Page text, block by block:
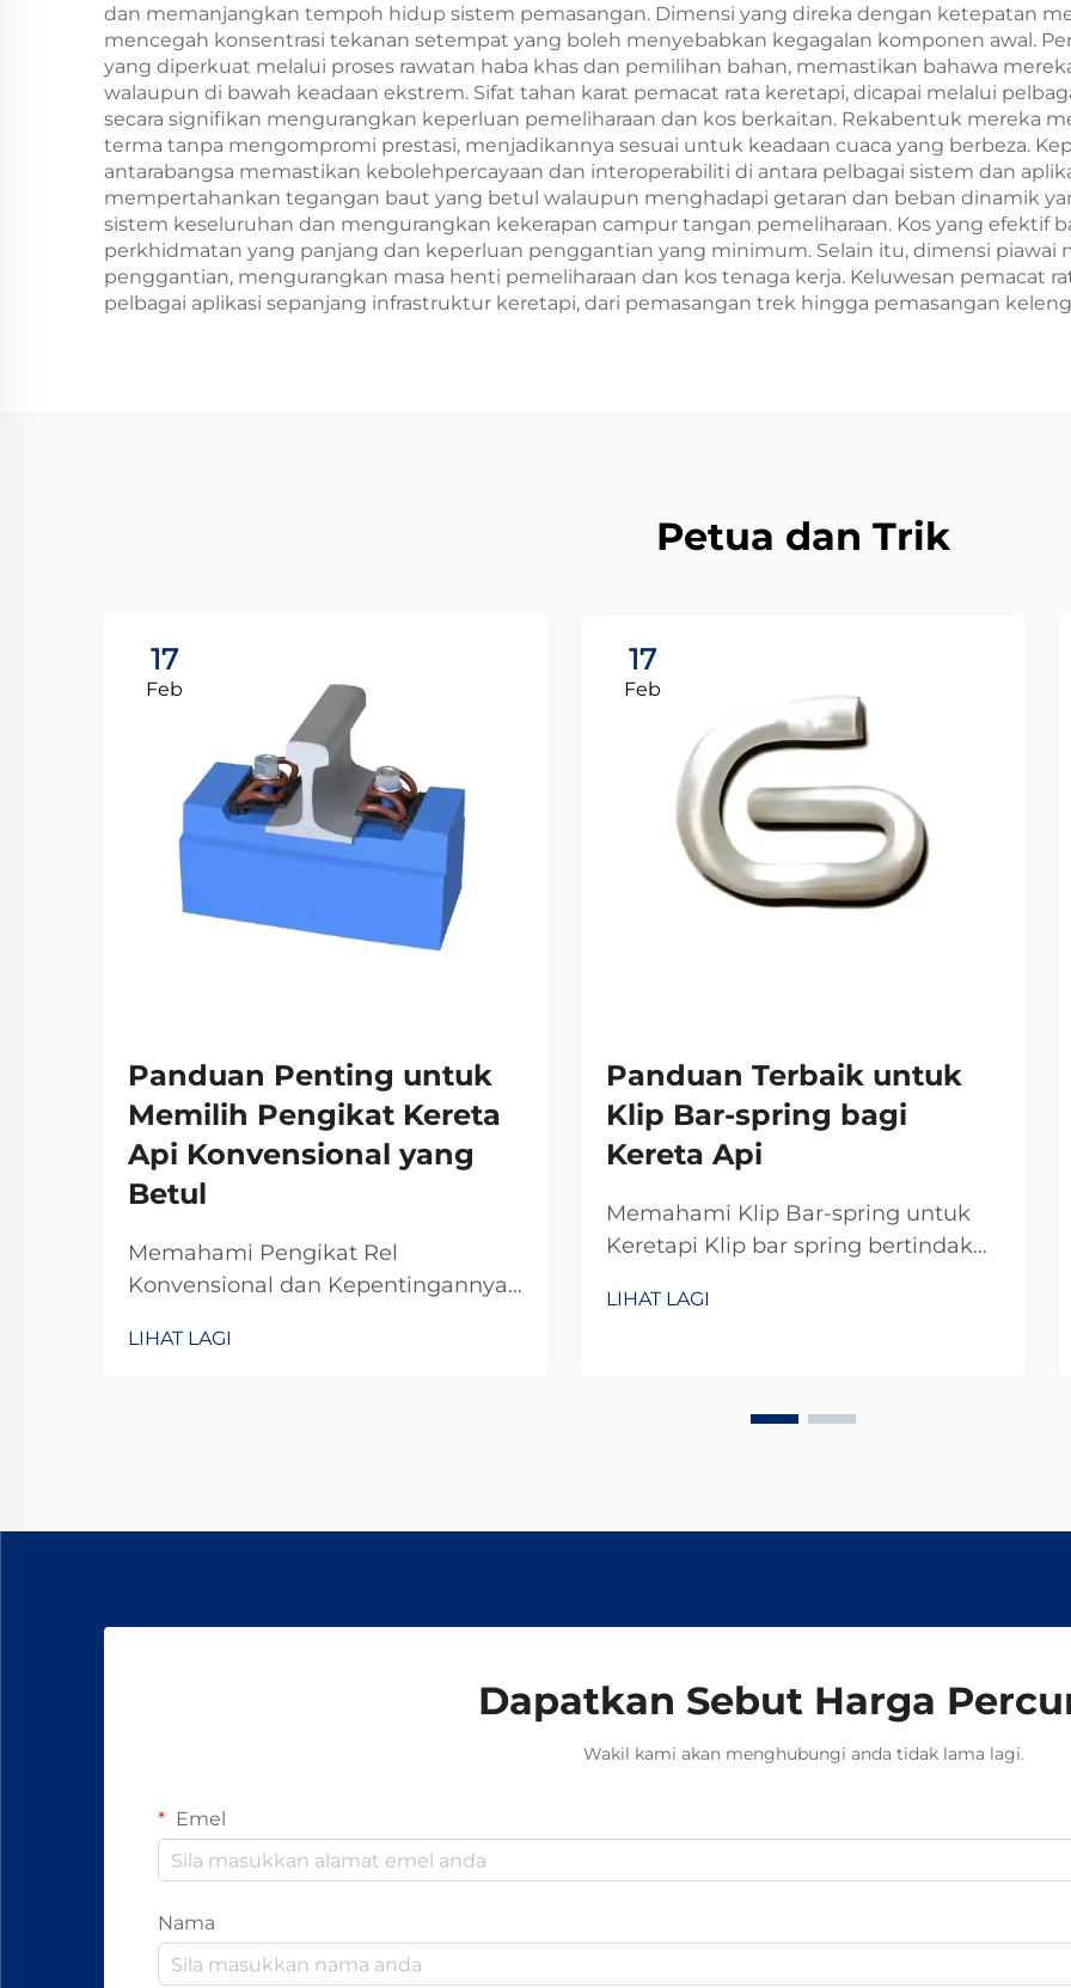
dan memanjangkan tempoh hidup sistem pemasangan. Dimensi yang direka dengan ketepatan
mencegah konsentrasi tekanan setempat yang boleh menyebabkan kegagalan komponen awal.
yang diperkuat melalui proses rawatan haba khas dan pemilihan bahan, memastikan bahawa
walaupun di bawah keadaan ekstrem. Sifat tahan karat pemacat rata keretapi, dicapai melalui
secara signifikan mengurangkan keperluan pemeliharaan dan kos berkaitan. Rekabentuk mereka
terma tanpa mengompromi prestasi, menjadikannya sesuai untuk keadaan cuaca yang berbeza.
antarabangsa memastikan kebolehpercayaan dan interoperabiliti di antara pelbagai sistem dan
mempertahankan tegangan baut yang betul walaupun menghadapi getaran dan beban dinamik
sistem keseluruhan dan mengurangkan kekerapan campur tangan pemeliharaan. Kos yang efektif
perkhidmatan yang panjang dan keperluan penggantian yang minimum. Selain itu, dimensi piawai
penggantian, mengurangkan masa henti pemeliharaan dan kos tenaga kerja. Keluwesan pemacat
pelbagai aplikasi sepanjang infrastruktur keretapi, dari pemasangan trek hingga pemasangan
Petua dan Trik
17
Feb
Panduan Penting untuk
Memilih Pengikat Kereta
Api Konvensional yang
Betul
Memahami Pengikat Rel
Konvensional dan Kepentingannya
memainkan peranan kritikal dalam
LIHAT LAGI
17
Feb
Panduan Terbaik untuk
Klip Bar-spring bagi
Kereta Api
Memahami Klip Bar-spring untuk
Keretapi Klip bar spring bertindak
memainkan peranan utama dalam
LIHAT LAGI
Dapatkan Sebut Harga
Wakil kami akan menghubungi anda tidak lama lagi.
Emel
Nama